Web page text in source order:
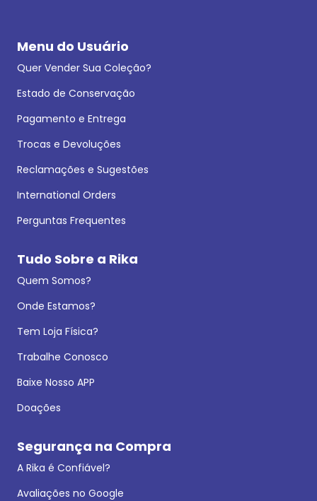
Menu do Usuário
Quer Vender Sua Coleção?
Estado de Conservação
Pagamento e Entrega
Trocas e Devoluções
Reclamações e Sugestões
International Orders
Perguntas Frequentes
Tudo Sobre a Rika
Quem Somos?
Onde Estamos?
Tem Loja Física?
Trabalhe Conosco
Baixe Nosso APP
Doações
Segurança na Compra
A Rika é Confiável?
Avaliações no Google